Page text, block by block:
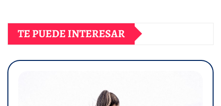
TE PUEDE INTERESAR